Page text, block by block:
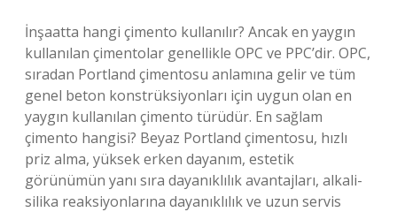
İnşaatta hangi çimento kullanılır? Ancak en yaygın
kullanılan çimentolar genellikle OPC ve PPC’dir. OPC,
sıradan Portland çimentosu anlamına gelir ve tüm
genel beton konstrüksiyonları için uygun olan en
yaygın kullanılan çimento türüdür. En sağlam
çimento hangisi? Beyaz Portland çimentosu, hızlı
priz alma, yüksek erken dayanım, estetik
görünümün yanı sıra dayanıklılık avantajları, alkali-
silika reaksiyonlarına dayanıklılık ve uzun servis